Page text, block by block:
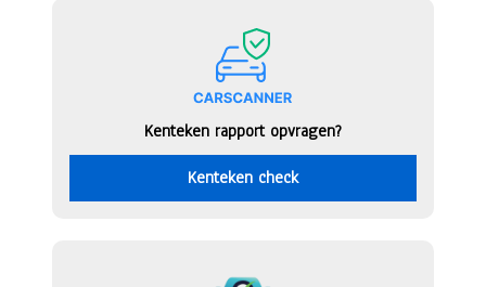
Kenteken rapport opvragen?
Kenteken check